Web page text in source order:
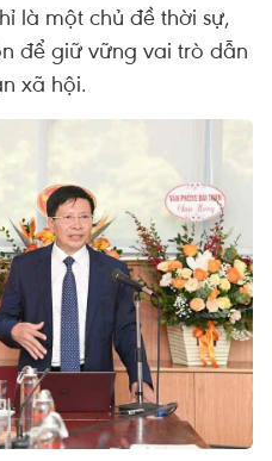
là một chủ đề thời sự,
để giữ vững vai trò dẫn
xã hội.